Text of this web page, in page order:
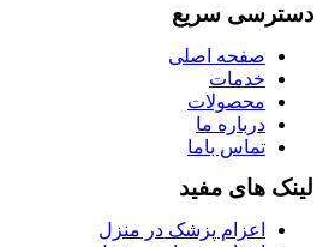
دسترسی سریع
صفحه اصلی
خدمات
محصولات
درباره ما
تماس باما
لینک های مفید
اعزام پزشک در منزل